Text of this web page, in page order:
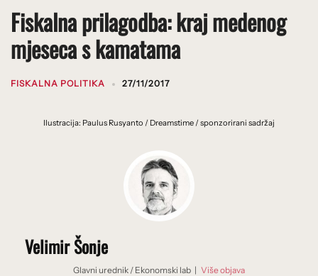
Fiskalna prilagodba: kraj medenog
mjeseca s kamatama
FISKALNA POLITIKA 27/11/2017
Ilustracija: Paulus Rusyanto / Dreamstime / sponzorirani sadržaj
Velimir Šonje
Glavni urednik / Ekonomski lab | Više objava